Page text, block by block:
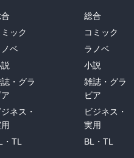
ミック
ノベ
・グラ
ジネス・
・TL
総合
コミック
ラノベ
小説
雑誌・グラ
ビア
ビジネス・
実用
BL・TL